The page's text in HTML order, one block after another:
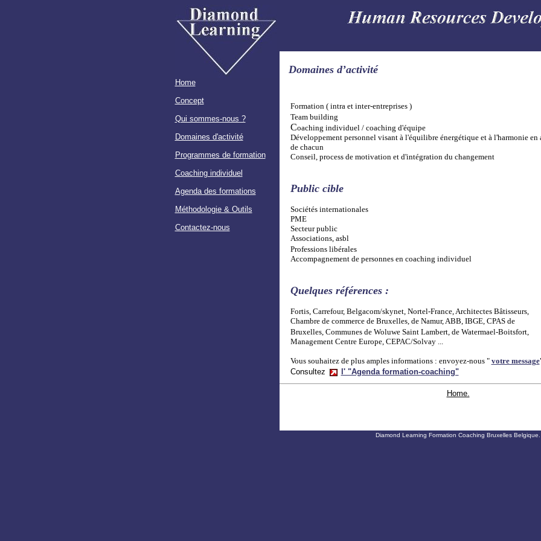
Domaines d’activité
Home
Concept
Qui sommes-nous ?
Domaines d'activité
Programmes de formation
Coaching individuel
Agenda des formations
Méthodologie & Outils
Contactez-nous
Formation ( intra et inter-entreprises )Team building
Team building
Coaching individuel / coaching d'équipe
Développement personnel visant à l'équilibre énergétique et à l'harmonie
de chacun
Conseil, process de motivation et d'intégration du changement
Public cible
Sociétés internationales
PME
Secteur public
Associations, asbl
Professions libéralesbérales
Accompagnement de personnes en coaching individuel
Quelques références :
Fortis, Carrefour, Belgacom/skynet, Nortel-France, Architectes Bâtisseurs,
Chambre de commerce de Bruxelles, de Namur, ABB, IBGE, CPAS de
Bruxelles, Communes de Woluwe Saint Lambert, de Watermael-Boitsfort,
Management Centre Europe, CEPAC/Solvay ...
Vous souhaitez de plus amples informations : envoyez-nous " votre message
Consultez
l' "Agenda formation-coaching"
Home.
Diamond Learning Formation Coaching Bruxelles Belgique.